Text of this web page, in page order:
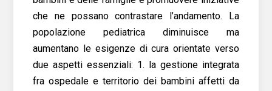
che ne possano contrastare l’andamento. La
popolazione pediatrica diminuisce ma
aumentano le esigenze di cura orientate verso
due aspetti essenziali: 1. la gestione integrata
fra ospedale e territorio dei bambini affetti da